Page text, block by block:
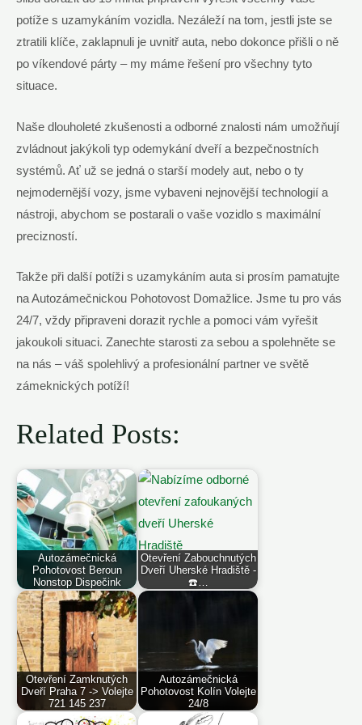
potíže s uzamykáním vozidla. Nezáleží na tom, jestli jste se
ztratili klíče, zaklapnuli je uvnitř auta, nebo dokonce přišli o ně
po víkendové párty – my máme řešení pro všechny tyto
situace.
Naše dlouholeté zkušenosti a odborné znalosti nám umožňují
zvládnout jakýkoli typ odemykání dveří a bezpečnostních
systémů. Ať už se jedná o starší modely aut, nebo o ty
nejmodernější vozy, jsme vybaveni nejnovější technologií a
nástroji, abychom se postarali o vaše vozidlo s maximální
precizností.
Takže při další potíži s uzamykáním auta si prosím pamatujte
na Autozámečnickou Pohotovost Domažlice. Jsme tu pro vás
24/7, vždy připraveni dorazit rychle a pomoci vám vyřešit
jakoukoli situaci. Zanechte starosti za sebou a spolehněte se
na nás – váš spolehlivý a profesionální partner ve světě
zámeknických potíží!
Related Posts:
Autozámečnická
Pohotovost Beroun
Nonstop Dispečink
Otevření Zabouchnutých
Dveří Uherské Hradiště -
☎️…
Otevření Zamknutých
Dveří Praha 7 -> Volejte
721 145 237
Autozámečnická
Pohotovost Kolín Volejte
24/8